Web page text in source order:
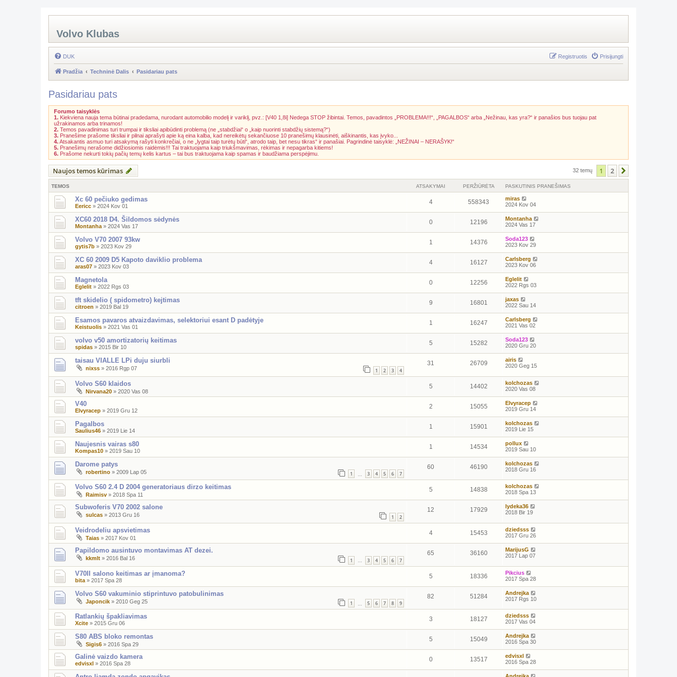
Volvo Klubas
DUK Prisijungti
Registruotis
Pradžia Techninė Dalis Pasidariau pats
Pasidariau pats
Forumo taisyklės
1. Kiekviena nauja tema būtinai pradedama, nurodant automobilio modelį ir variklį, pvz.: [V40 1,8i] Nedega STOP žibintai. Temos, pavadintos „PROBLEMA!!!“, „PAGALBOS“ arba „Nežinau, kas yra?“ ir panašios bus tuojau pat
užrakinamos arba trinamos!
2. Temos pavadinimas turi trumpai ir tiksliai apibūdinti problemą (ne „stabdžiai“ o „kaip nuorinti stabdžių sistemą?“)
3. Pranešime prašome tiksliai ir pilnai aprašyti apie ką eina kalba, kad nereikėtų sekančiuose 10 pranešimų klausinėti, aiškinantis, kas įvyko...
4.Atsakantis asmuo turi atsakymą rašyti konkrečiai, o ne „lygtai taip turėtų būti“, atrodo taip, bet nesu tikras“ ir panašiai. Pagrindinė taisyklė: „NEŽINAI – NERAŠYK!“
5. Pranešimų nerašome didžiosiomis raidėmis!!! Tai traktuojama kaip triukšmavimas, rėkimas ir nepagarba kitiems!
6. Prašome nekurti tokių pačių temų kelis kartus – tai bus traktuojama kaip spamas ir baudžiama perspėjimu.
Naujos temos kūrimas 32 temų 1 2
TEMOS ATSAKYMAI PERŽIŪRĖTA PASKUTINIS PRANEŠIMAS
Xc 60 pečiuko gedimas
Eericc » 2024 Kov 01
4 558343
miras
2024 Kov 04
XC60 2018 D4. Šildomos sėdynės
Montanha » 2024 Vas 17
0 12196
Montanha
2024 Vas 17
Volvo V70 2007 93kw
gytis7b » 2023 Kov 29
1 14376
Soda123
2023 Kov 29
XC 60 2009 D5 Kapoto daviklio problema
aras07 » 2023 Kov 03
4 16127
Carlsberg
2023 Kov 06
Magnetola
Eglelit » 2022 Rgs 03
0 12256
Eglelit
2022 Rgs 03
tft skidelio ( spidometro) kejtimas
citroen » 2019 Bal 19
9 16801
jaxas
2022 Sau 14
Esamos pavaros atvaizdavimas, selektoriui esant D padėtyje
Keistuolis » 2021 Vas 01
1 16247
Carlsberg
2021 Vas 02
volvo v50 amortizatorių keitimas
spidas » 2015 Bir 10
5 15282
Soda123
2020 Gru 20
taisau VIALLE LPi duju siurbli
nixss » 2016 Rgp 07 1 2 3 4
31 26709
airis
2020 Geg 15
Volvo S60 klaidos
Nirvana20 » 2020 Vas 08
5 14402
kolchozas
2020 Vas 08
V40
Elvyracep » 2019 Gru 12
2 15055
Elvyracep
2019 Gru 14
Pagalbos
Saulius46 » 2019 Lie 14
1 15901
kolchozas
2019 Lie 15
Naujesnis vairas s80
Kompas10 » 2019 Sau 10
1 14534
pollux
2019 Sau 10
Darome patys
robertino » 2009 Lap 05 1 3 4 5 6 7
60 46190
kolchozas
2018 Gru 16
Volvo S60 2.4 D 2004 generatoriaus dirzo keitimas
Raimisv » 2018 Spa 11
5 14838
kolchozas
2018 Spa 13
Subwoferis V70 2002 salone
sulcas » 2013 Gru 16 1 2
12 17929
lydeka36
2018 Bir 19
Veidrodeliu apsvietimas
Taias » 2017 Kov 01
4 15453
dziedsss
2017 Gru 26
Papildomo ausintuvo montavimas AT dezei.
kkmlt » 2016 Bal 16 1 … 3 4 5 6 7
65 36160
MarijusG
2017 Lap 07
V70II salono keitimas ar įmanoma?
bita » 2017 Spa 28
5 18336
Pikcius
2017 Spa 28
Volvo S60 vakuminio stiprintuvo patobulinimas
Japoncik » 2010 Geg 25 1 5 6 7 8 9
82 51284
Andrejka
2017 Rgs 10
Ratlankių špakliavimas
Xcite » 2015 Gru 06
3 18127
dziedsss
2017 Vas 04
S80 ABS bloko remontas
Sigis6 » 2016 Spa 29
5 15049
Andrejka
2016 Spa 30
Galinė vaizdo kamera
edvisxl » 2016 Spa 28
0 13517
edvisxl
2016 Spa 28